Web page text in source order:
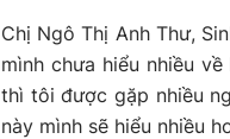
Chị Ngô Thị Anh Thư,
mình chưa hiểu nhiều
thì tôi được gặp nhiều
này mình sẽ hiểu nhiều